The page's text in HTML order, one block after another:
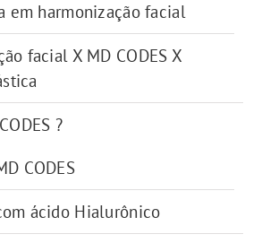
em harmonização facial
facial X MD CODES X
?
CODES
ácido Hialurônico